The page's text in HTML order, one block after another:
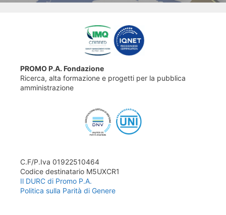
PROMO P.A. Fondazione
Ricerca, alta formazione e progetti per la pubblica
amministrazione
C.F/P.Iva 01922510464
Codice destinatario M5UXCR1
Il DURC di Promo P.A.
Politica sulla Parità di Genere